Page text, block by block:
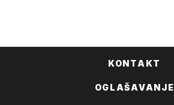
KONTAKT
OGLAŠAVANJE